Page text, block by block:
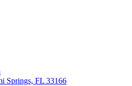
Springs, FL 33166